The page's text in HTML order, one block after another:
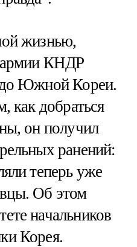
жизнью,
армии КНДР
до Южной Кореи.
как добраться
он получил
ранений:
теперь уже
Об этом
начальников
Корея.